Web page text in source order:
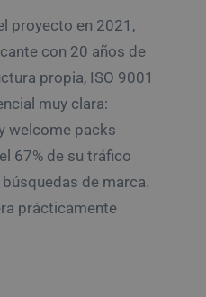
proyecto en 2021,
con 20 años de
propia, ISO 9001
muy clara:
welcome packs
67% de su tráfico
de marca.
prácticamente